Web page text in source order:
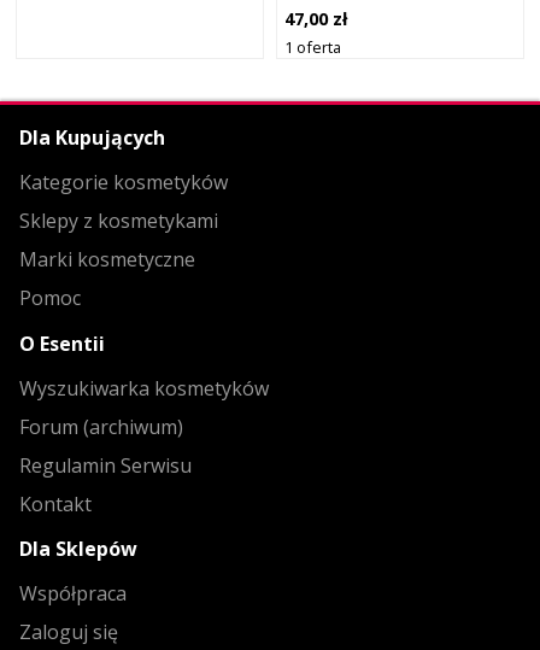
47,00 zł
1 oferta
Dla Kupujących
Kategorie kosmetyków
Sklepy z kosmetykami
Marki kosmetyczne
Pomoc
O Esentii
Wyszukiwarka kosmetyków
Forum (archiwum)
Regulamin Serwisu
Kontakt
Dla Sklepów
Współpraca
Zaloguj się